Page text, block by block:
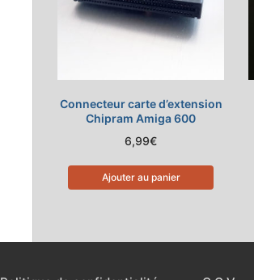
Connecteur carte d’extension
Chipram Amiga 600
6,99€
Ajouter au panier